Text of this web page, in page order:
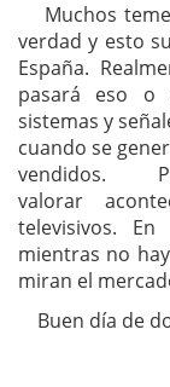
Muchos
verdad y esto
España.
pasará eso o
sistemas y
cuando se
vendidos.
valorar
televisivos.
mientras no
miran el
Buen día de